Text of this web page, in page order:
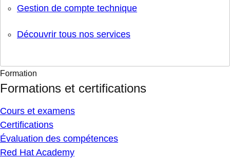
Gestion de compte technique
Découvrir tous nos services
Formation
Formations et certifications
Cours et examens
Certifications
Évaluation des compétences
Red Hat Academy